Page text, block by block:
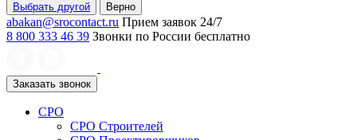
Выбрать другой Верно
abakan@srocontact.ru Прием заявок 24/7
8 800 333 46 39 Звонки по России бесплатно
Заказать звонок
СРО
СРО Строителей